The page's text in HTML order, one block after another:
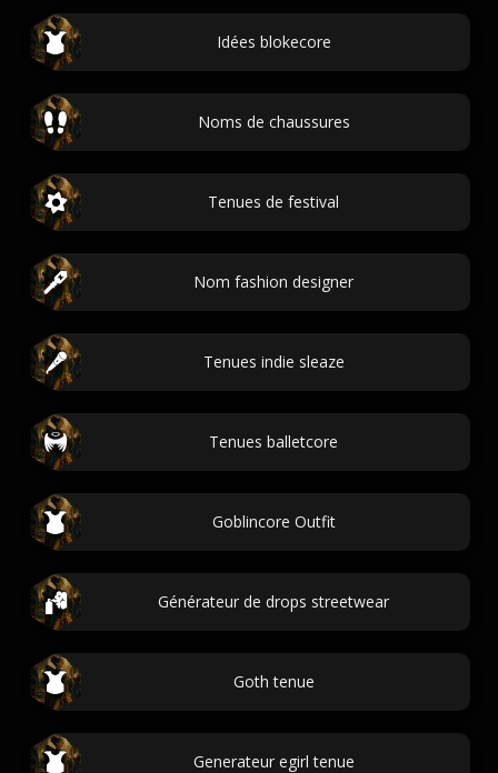
Idées blokecore
Noms de chaussures
Tenues de festival
Nom fashion designer
Tenues indie sleaze
Tenues balletcore
Goblincore Outfit
Générateur de drops streetwear
Goth tenue
Generateur egirl tenue